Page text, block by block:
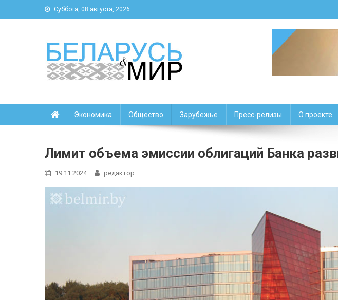
Суббота, 08 августа, 2026
Экономика Общество Зарубежье Пресс-релизы О проекте
Лимит объема эмиссии облигаций Банка
19.11.2024 редактор